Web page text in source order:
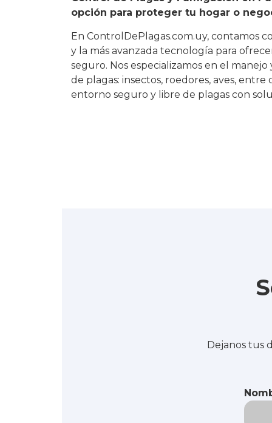
opción para proteger tu hogar o
En ControlDePlagas.com.uy, contamos
y la más avanzada tecnología para
seguro. Nos especializamos en el
de plagas: insectos, roedores, aves, entre
entorno seguro y libre de plagas con
Dejanos tus